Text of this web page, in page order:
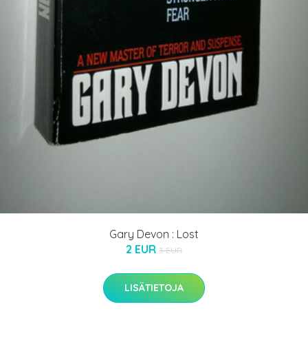
Gary Devon : Lost
2 EUR 3 EUR
LISÄTIETOJA